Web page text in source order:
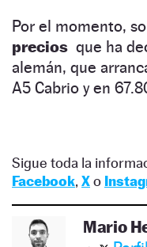
Por el momento,
precios que ha
alemán, que
A5 Cabrio y en
Sigue toda la
Facebook, Xo
Mario